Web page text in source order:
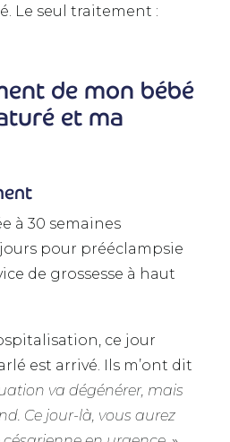
Le seul traitement :
de mon bébé
et ma
à 30 semaines
jours pour prééclampsie
de grossesse à haut
ce jour
est arrivé. Ils m’ont dit
va dégénérer, mais
Ce jour-là, vous aurez